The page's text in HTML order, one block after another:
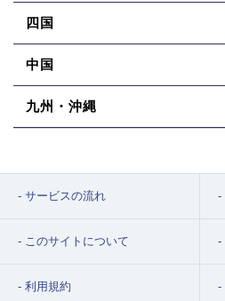
四国
中国
九州・沖縄
サービスの流れ
このサイトについて
利用規約